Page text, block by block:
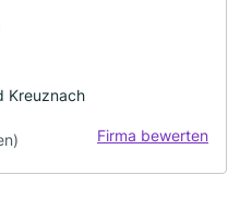
Kreuznach
Firma bewerten